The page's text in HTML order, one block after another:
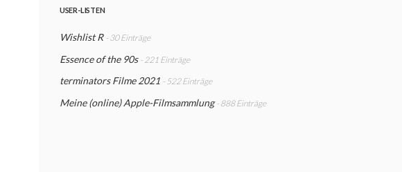
USER-LISTEN
Wishlist R - 30 Einträge
Essence of the 90s - 221 Einträge
terminators Filme 2021 - 522 Einträge
Meine (online) Apple-Filmsammlung - 888 Einträge